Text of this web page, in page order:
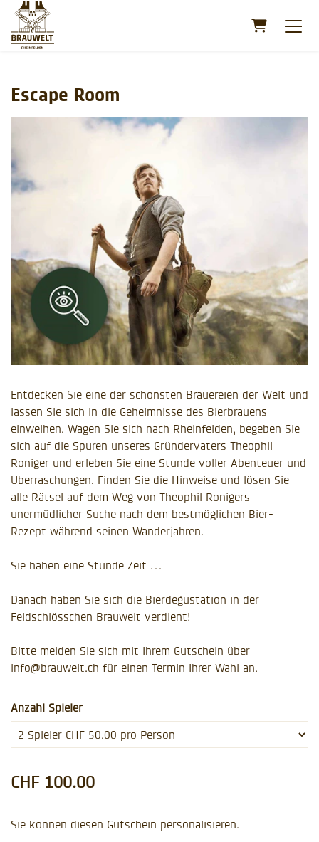
Warenkorb
Escape Room
Entdecken Sie eine der schönsten Brauereien der Welt und
lassen Sie sich in die Geheimnisse des Bierbrauens
einweihen. Wagen Sie sich nach Rheinfelden, begeben Sie
sich auf die Spuren unseres Gründervaters Theophil
Roniger und erleben Sie eine Stunde voller Abenteuer und
Überraschungen. Finden Sie die Hinweise und lösen Sie
alle Rätsel auf dem Weg von Theophil Ronigers
unermüdlicher Suche nach dem bestmöglichen Bier-
Rezept während seinen Wanderjahren.
Sie haben eine Stunde Zeit …
Danach haben Sie sich die Bierdegustation in der
Feldschlösschen Brauwelt verdient!
Bitte melden Sie sich mit Ihrem Gutschein über
info@brauwelt.ch für einen Termin Ihrer Wahl an.
Anzahl Spieler
CHF 100.00
Sie können diesen Gutschein personalisieren.